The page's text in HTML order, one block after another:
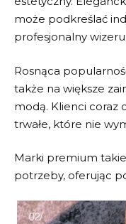
może podkreślać
profesjonalny
Rosnąca
także na większe
modą. Klienci coraz
trwałe, które nie
Marki premium
potrzeby, oferując